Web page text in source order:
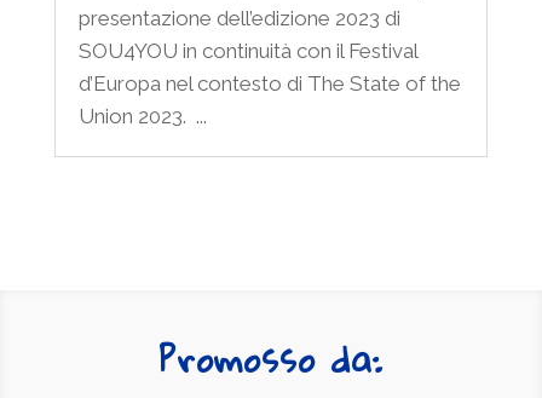
presentazione dell’edizione 2023 di
SOU4YOU in continuità con il Festival
d’Europa nel contesto di The State of the
Union 2023. ...
Promosso da: